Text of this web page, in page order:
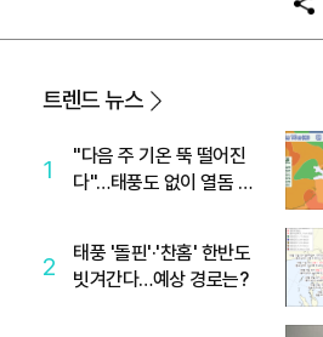
공
트렌드 뉴스
1
"다음 주 기온 뚝 떨어진
다"…태풍도 없이 열돔 박
2
태풍 '돌핀'·'찬홈' 한반도
빗겨간다…예상 경로는?